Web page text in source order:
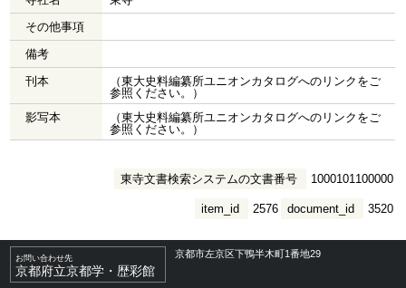
その他事項
備考
刊本
（東大史料編纂所ユニオンカタログへのリンクをご
参照ください。）
影写本
（東大史料編纂所ユニオンカタログへのリンクをご
参照ください。）
東寺文書検索システムの文書番号 1000101100000
document_id 3520
item_id 2576
お問い合わせ先
京都府立京都学・歴彩館
京都市左京区下鴨半木町1番地29